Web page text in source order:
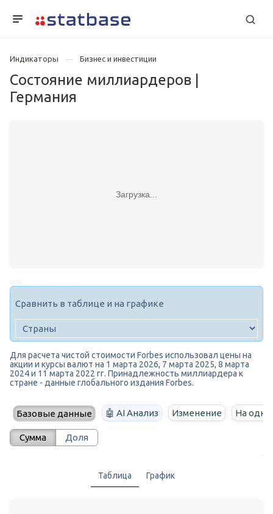
Индикаторы Бизнес и инвестиции
Состояние миллиардеров |
Германия
Загрузка...
Сравнить в таблице и на графике
Для расчета чистой стоимости Forbes использовал цены на
акции и курсы валют на 1 марта 2026, 7 марта 2025, 8 марта
2024 и 11 марта 2022 гг. Принадлежность миллиардера к
стране - данные глобального издания Forbes.
Базовые данные 🤖 AI Анализ Изменение На
Сумма Доля
Таблица График